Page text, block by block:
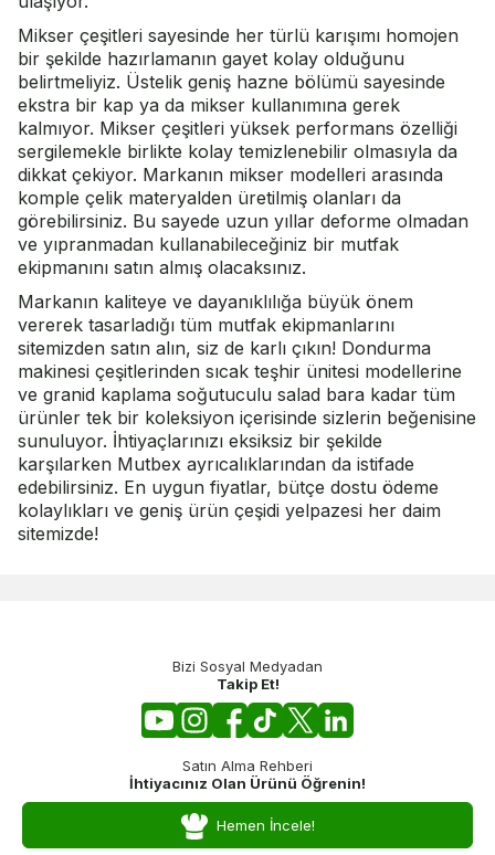
Mikser çeşitleri sayesinde her türlü karışımı homojen
bir şekilde hazırlamanın gayet kolay olduğunu
belirtmeliyiz. Üstelik geniş hazne bölümü sayesinde
ekstra bir kap ya da mikser kullanımına gerek
kalmıyor. Mikser çeşitleri yüksek performans özelliği
sergilemekle birlikte kolay temizlenebilir olmasıyla da
dikkat çekiyor. Markanın mikser modelleri arasında
komple çelik materyalden üretilmiş olanları da
görebilirsiniz. Bu sayede uzun yıllar deforme olmadan
ve yıpranmadan kullanabileceğiniz bir mutfak
ekipmanını satın almış olacaksınız.
Markanın kaliteye ve dayanıklılığa büyük önem
vererek tasarladığı tüm mutfak ekipmanlarını
sitemizden satın alın, siz de karlı çıkın! Dondurma
makinesi çeşitlerinden sıcak teşhir ünitesi modellerine
ve granid kaplama soğutuculu salad bara kadar tüm
ürünler tek bir koleksiyon içerisinde sizlerin beğenisine
sunuluyor. İhtiyaçlarınızı eksiksiz bir şekilde
karşılarken Mutbex ayrıcalıklarından da istifade
edebilirsiniz. En uygun fiyatlar, bütçe dostu ödeme
kolaylıkları ve geniş ürün çeşidi yelpazesi her daim
sitemizde!
Bizi Sosyal Medyadan
Takip Et!
Satın Alma Rehberi
İhtiyacınız Olan Ürünü Öğrenin!
Hemen İncele!